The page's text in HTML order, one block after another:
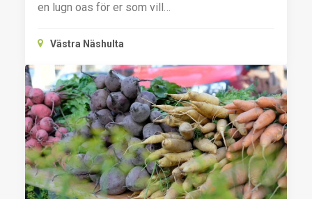
en lugn oas för er som vill…
Västra Näshulta